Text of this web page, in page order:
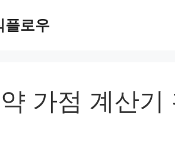
플로우
가점 계산